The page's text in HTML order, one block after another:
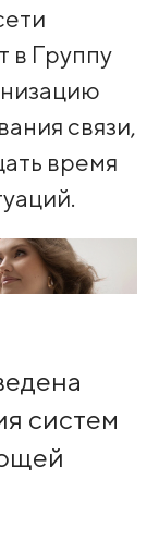
в Группу
связи,
время
систем